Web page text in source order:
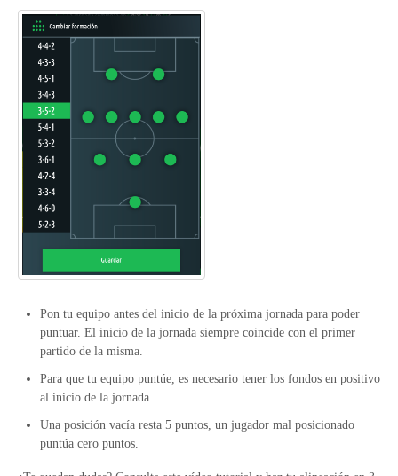
Pon tu equipo antes del inicio de la próxima jornada para poder
puntuar. El inicio de la jornada siempre coincide con el primer
partido de la misma.
Para que tu equipo puntúe, es necesario tener los fondos en positivo
al inicio de la jornada.
Una posición vacía resta 5 puntos, un jugador mal posicionado
puntúa cero puntos.